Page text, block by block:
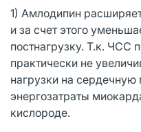
1) Амлодипин
и за счет этого
постнагрузку. Т.к. ЧСС
практически не
нагрузки на
энергозатраты
кислороде.